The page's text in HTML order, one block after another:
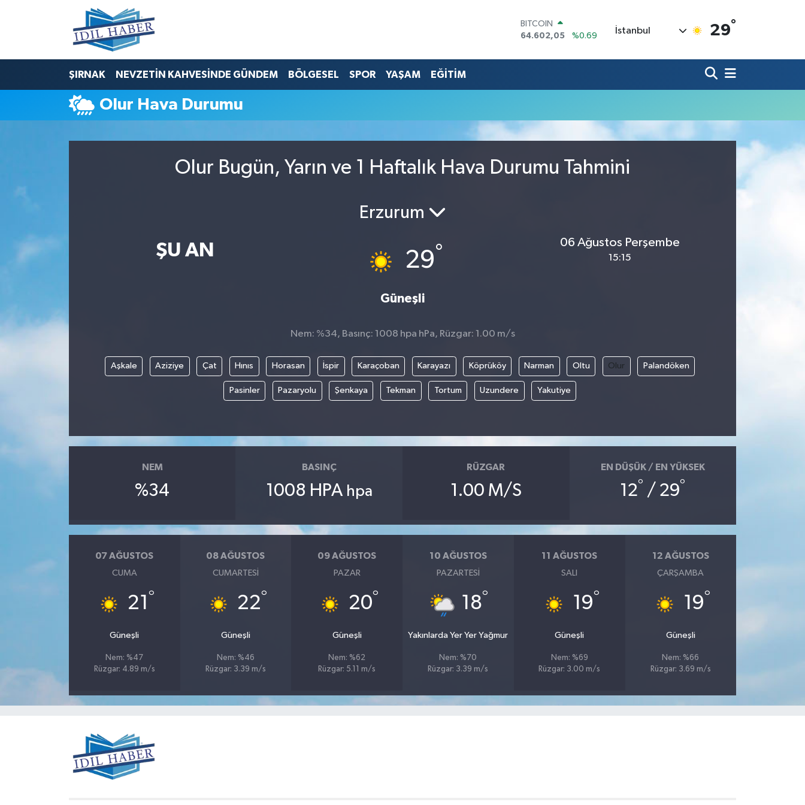
BITCOIN
64.602,05
%0.69
47,6006
%0.06
GRAM ALTIN
6513.94
BİST100
İstanbul 29°
ŞIRNAK NEVZETİN KAHVESİNDE GÜNDEM BÖLGESEL SPOR YAŞAM EĞİTİM
Olur Hava Durumu
Olur Bugün, Yarın ve 1 Haftalık Hava Durumu Tahmini
ŞU AN
Erzurum
29°
Güneşli
06 Ağustos Perşembe
15:15
Nem: %34, Basınç: 1008 hpa hPa, Rüzgar: 1.00 m/s
Aşkale Aziziye Çat Hınıs Horasan İspir Karaçoban Karayazı Köprüköy Narman Oltu Olur Palandöken
Pasinler Pazaryolu Şenkaya Tekman Tortum Uzundere Yakutiye
NEM
%34
BASINÇ
1008 HPA hpa
RÜZGAR
1.00 M/S
EN DÜŞÜK / EN YÜKSEK
12° / 29°
07 AĞUSTOS
CUMA
21 °
Güneşli
Nem: %47
Rüzgar: 4.89 m/s
08 AĞUSTOS
CUMARTESI
22°
Güneşli
Nem: %46
Rüzgar: 3.39 m/s
09 AĞUSTOS
PAZAR
20°
Güneşli
Nem: %62
Rüzgar: 5.11 m/s
10 AĞUSTOS
PAZARTESI
18°
Yakınlarda Yer Yer Yağmur
Nem: %70
Rüzgar: 3.39 m/s
11 AĞUSTOS
SALI
19°
Güneşli
Nem: %69
Rüzgar: 3.00 m/s
12 AĞUSTOS
ÇARŞAMBA
19°
Güneşli
Nem: %66
Rüzgar: 3.69 m/s
Nöbetçi Eczaneler
Hava Durumu
Trafik Durumu